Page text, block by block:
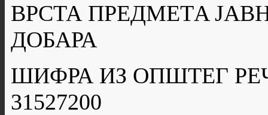
ВРСТА ПРЕДМЕТA
ДОБАРА
ШИФРА ИЗ ОПШТЕГ
31527200